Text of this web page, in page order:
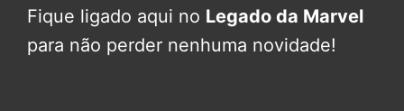
Fique ligado aqui no Legado da Marvel
para não perder nenhuma novidade!